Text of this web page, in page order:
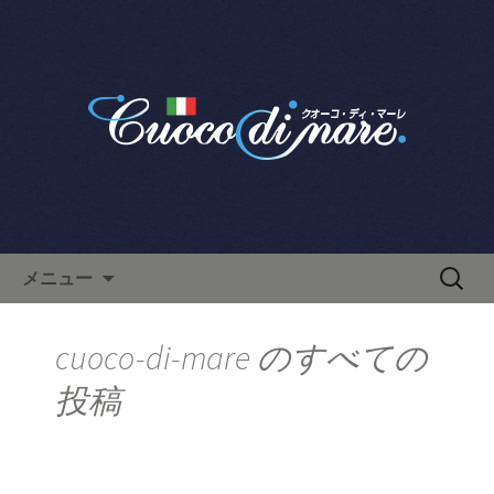
ーコ・ディ・マーレ」のブロ
メニュー
検
cuoco-di-mare のすべての
投稿